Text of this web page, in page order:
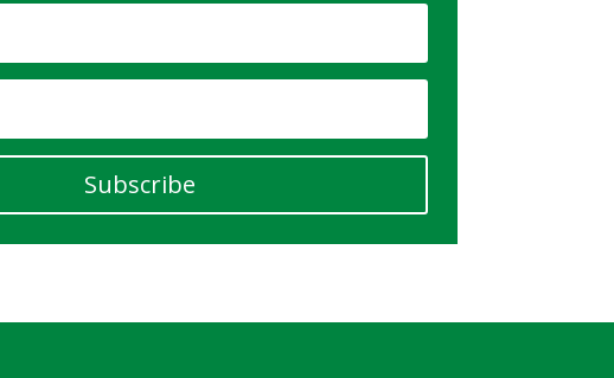
Subscribe